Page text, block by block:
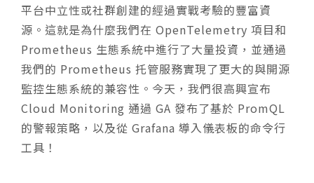
平台中立性或社群創建的經過實戰考驗的豐富資
源。這就是為什麼我們在 OpenTelemetry 項目和
Prometheus 生態系統中進行了大量投資，並通過
我們的 Prometheus 托管服務實現了更大的與開源
監控生態系統的兼容性。今天，我們很高興宣布
Cloud Monitoring 通過 GA 發布了基於 PromQL
的警報策略，以及從 Grafana 導入儀表板的命令行
工具！